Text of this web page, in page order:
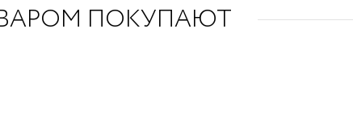
ПОКУПАЮТ